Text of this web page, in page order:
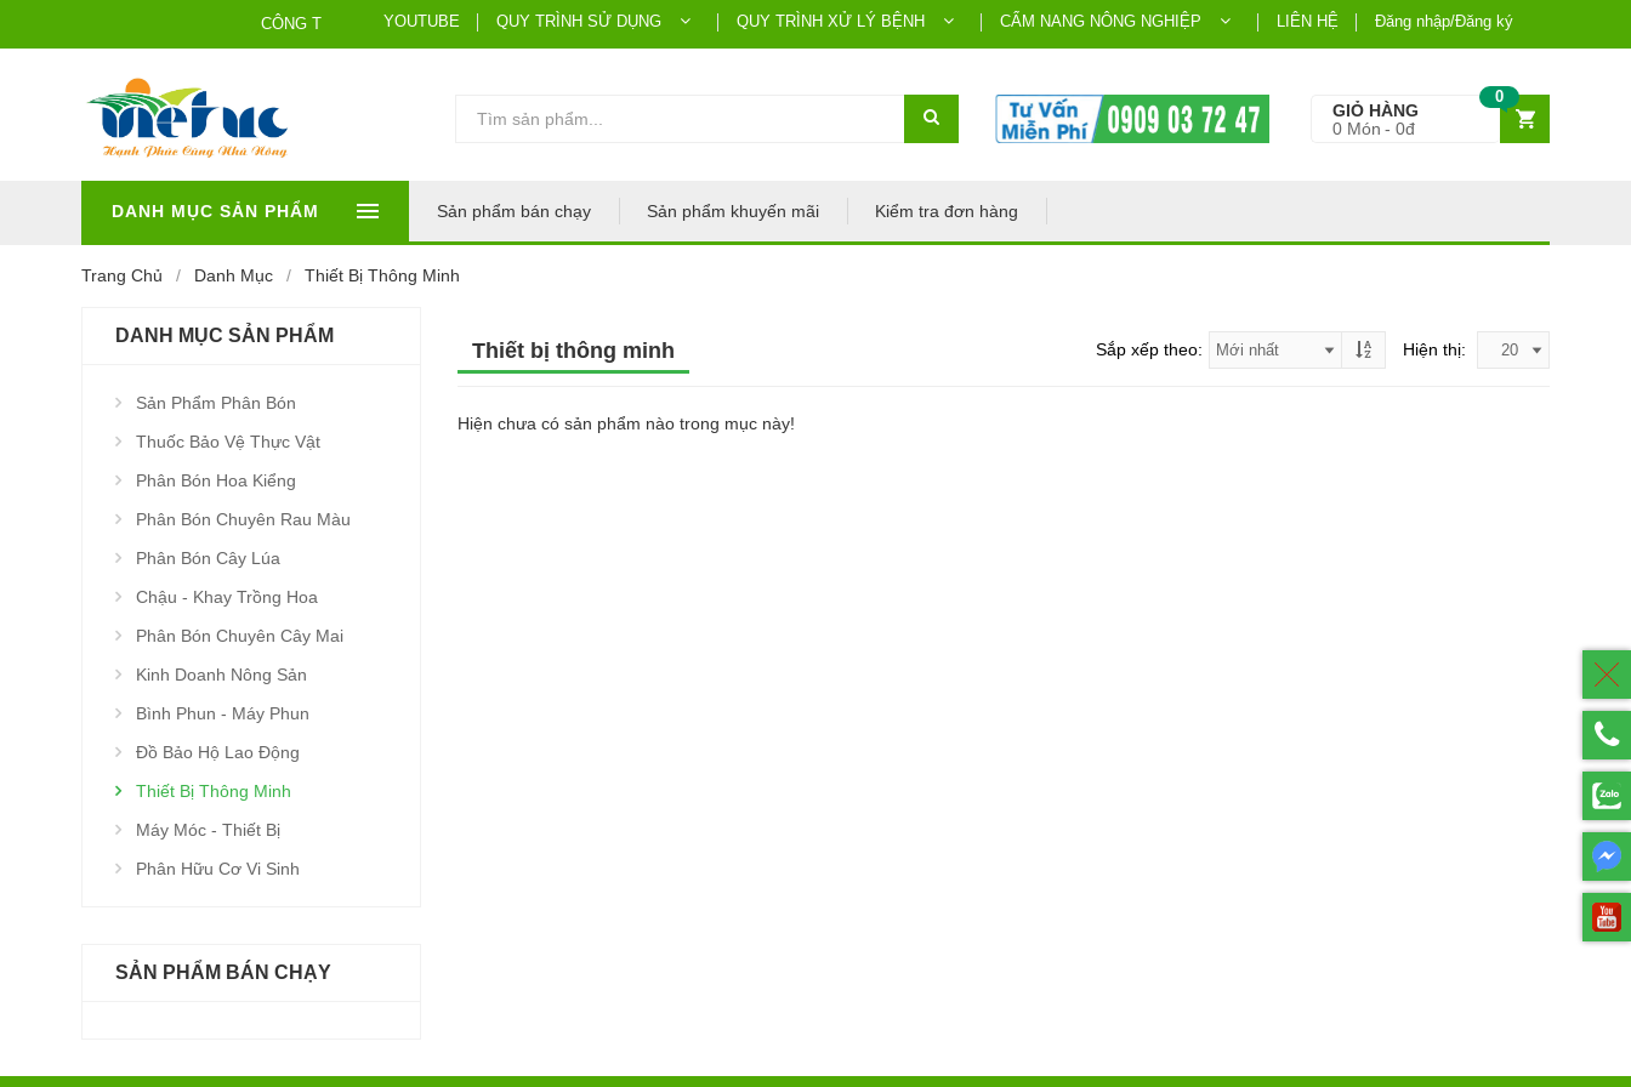
CÔNG TNHH HÓA SINH VIỆT ÚC
YOUTUBE QUY TRÌNH SỬ DỤNG QUY TRÌNH XỬ LÝ BỆNH CẨM NANG NÔNG NGHIỆP LIÊN HỆ Đăng nhập/Đăng ký
GIỎ HÀNG
0
0 Món 0đ
DANH MỤC SẢN PHẨM Sản phẩm bán chạy Sản phẩm khuyến mãi Kiểm tra đơn hàng
Trang Chủ Danh Mục Thiết Bị Thông Minh
Thiết bị thông minh Sắp xếp theo: Hiện thị:
Hiện chưa có sản phẩm nào trong mục này!
DANH MỤC SẢN PHẨM
Sản Phẩm Phân Bón
Thuốc Bảo Vệ Thực Vật
Phân Bón Hoa Kiểng
Phân Bón Chuyên Rau Màu
Phân Bón Cây Lúa
Chậu - Khay Trồng Hoa
Phân Bón Chuyên Cây Mai
Kinh Doanh Nông Sản
Bình Phun - Máy Phun
Đồ Bảo Hộ Lao Động
Thiết Bị Thông Minh
Máy Móc - Thiết Bị
Phân Hữu Cơ Vi Sinh
SẢN PHẨM BÁN CHẠY